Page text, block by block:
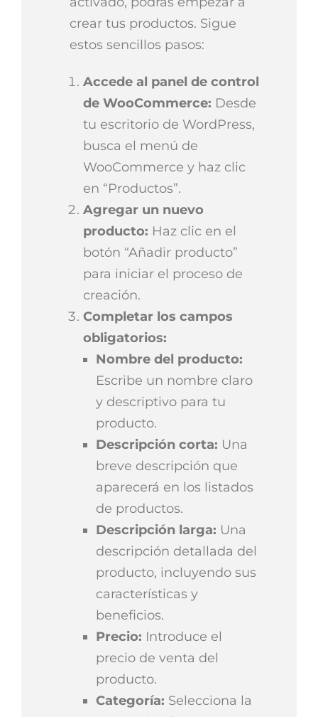
crear tus productos. Sigue
estos sencillos pasos:
Accede al panel de control
de WooCommerce: Desde
tu escritorio de WordPress,
busca el menú de
WooCommerce y haz clic
en “Productos”.
Agregar un nuevo
producto: Haz clic en el
botón “Añadir producto”
para iniciar el proceso de
creación.
Completar los campos
obligatorios:
Nombre del producto:
Escribe un nombre claro
y descriptivo para tu
producto.
Descripción corta: Una
breve descripción que
aparecerá en los listados
de productos.
Descripción larga: Una
descripción detallada del
producto, incluyendo sus
características y
beneficios.
Precio: Introduce el
precio de venta del
producto.
Categoría: Selecciona la